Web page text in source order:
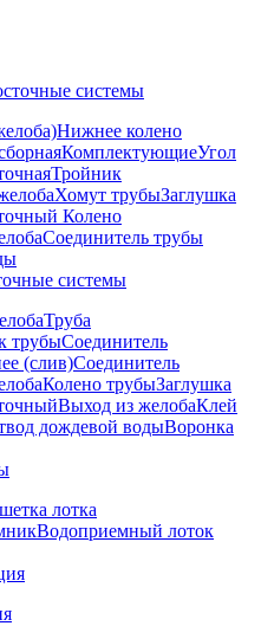
системы
Нижнее колено
КомплектующиеУгол
Тройник
Хомут трубыЗаглушка
Колено
Соединитель трубы
системы
Труба
трубыСоединитель
(слив)Соединитель
Колено трубыЗаглушка
Выход из желобаКлей
дождевой водыВоронка
лотка
Водоприемный лоток